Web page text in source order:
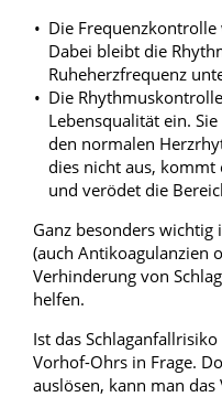
Die
Dabei bleibt die
Ruheherzfrequenz
Die
Lebensqualität ein.
den normalen
dies nicht aus, kommt
und verödet die
Ganz besonders
(auch Antikoagulanzien
Verhinderung von
helfen.
Ist das
Vorhof-Ohrs in Frage.
auslösen, kann man